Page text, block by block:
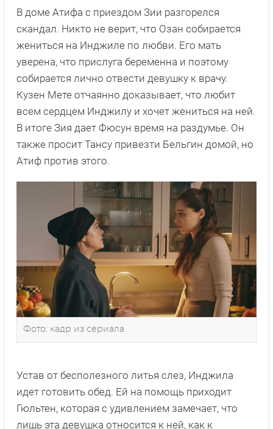
В доме Атифа с приездом Зии разгорелся
скандал. Никто не верит, что Озан собирается
жениться на Инджиле по любви. Его мать
уверена, что прислуга беременна и поэтому
собирается лично отвести девушку к врачу.
Кузен Мете отчаянно доказывает, что любит
всем сердцем Инджилу и хочет жениться на ней.
В итоге Зия дает Фюсун время на раздумье. Он
также просит Тансу привезти Бельгин домой, но
Атиф против этого.
Фото: кадр из сериала
Устав от бесполезного литья слез, Инджила
идет готовить обед. Ей на помощь приходит
Гюльтен, которая с удивлением замечает, что
лишь эта девушка относится к ней, как к